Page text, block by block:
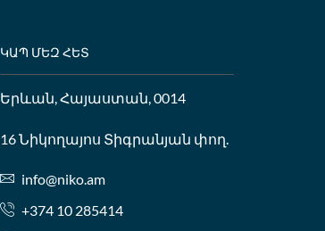
ԿԱՊ ՄԵԶ ՀԵՏ
Երևան, Հայաստան, 0014
16 Նիկողայոս Տիգրանյան փող.
info@niko.am
+374 10 285414